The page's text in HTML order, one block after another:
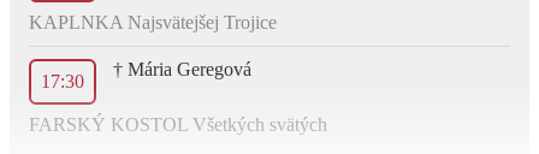
KAPLNKA Najsvätejšej Trojice
17:30
† Mária Geregová
FARSKÝ KOSTOL Všetkých svätých